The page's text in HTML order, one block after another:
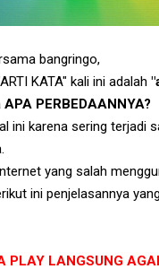
bangringo,
KATA" kali ini adalah
PERBEDAANNYA?
ini karena sering terjadi
yang salah
ini penjelasannya
PLAY LANGSUNG